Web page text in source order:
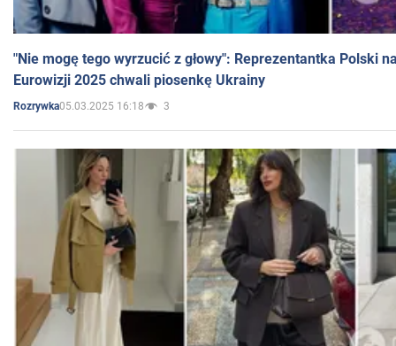
"Nie mogę tego wyrzucić z głowy": Reprezentantka Polski
Eurowizji 2025 chwali piosenkę Ukrainy
Rozrywka05.03.2025 16:18 3